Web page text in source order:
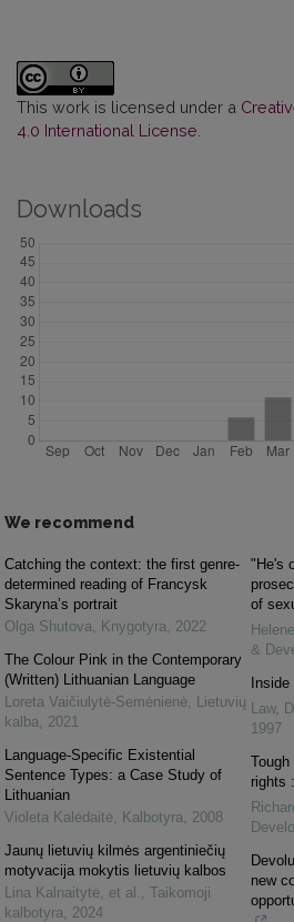
This work is licensed under a
4.0 International License
Downloads
We recommend
Catching the context: the first genre-
determined reading of Francysk
Skaryna’s portrait
Olga Shutova
Knygotyra
2022
The Colour Pink in the Contemporary
(Written) Lithuanian Language
Loreta Vaičiulytė-Semėnienė
Lietuvių
kalba
2021
Language-Specific Existential
Sentence Types: a Case Study of
Lithuanian
Violeta Kalėdaitė
Kalbotyra
2008
Jaunų lietuvių kilmės argentiniečių
motyvacija mokytis lietuvių kalbos
Lina Kalnaitytė, et al.
Taikomoji
kalbotyra
2024
"He's
of
&
Law,
1997
rights
new